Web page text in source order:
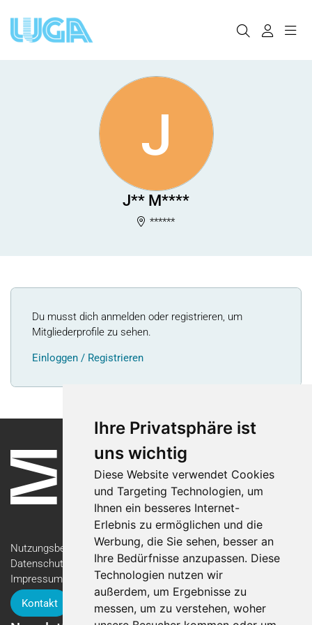
Ihre Privatsphäre ist
uns wichtig
Diese Website verwendet Cookies
und Targeting Technologien, um
Ihnen ein besseres Internet-
Erlebnis zu ermöglichen und die
Werbung, die Sie sehen, besser an
Ihre Bedürfnisse anzupassen. Diese
Technologien nutzen wir
außerdem, um Ergebnisse zu
messen, um zu verstehen, woher
J
J** M****
******
Du musst dich anmelden oder registrieren, um
Mitgliederprofile zu sehen.
Einloggen / Registrieren
Nutzungsbedingungen
Datenschutzerklärung
Impressum
Kontakt